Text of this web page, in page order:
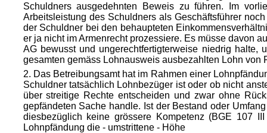
Schuldners ausgedehnten Beweis zu führen. Im
Arbeitsleistung des Schuldners als Geschäftsführer
der Schuldner bei den behaupteten
er ja nicht im Armenrecht prozessiere. Es müsse davon
AG bewusst und ungerechtfertigterweise niedrig halte,
gesamten gemäss Lohnausweis ausbezahlten Lohn von
2. Das Betreibungsamt hat im Rahmen einer
Schuldner tatsächlich Lohnbezüger ist oder ob nicht
über streitige Rechte entscheiden und zwar ohne
gepfändeten Sache handle. Ist der Bestand oder
diesbezüglich keine grössere Kompetenz (BGE 107
Lohnpfändung die - umstrittene - Höhe